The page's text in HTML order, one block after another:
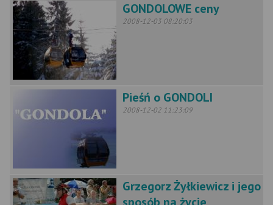
GONDOLOWE ceny
2008-12-03 08:20:03
Pieśń o GONDOLI
2008-12-02 11:23:09
Grzegorz Żyłkiewicz i jego